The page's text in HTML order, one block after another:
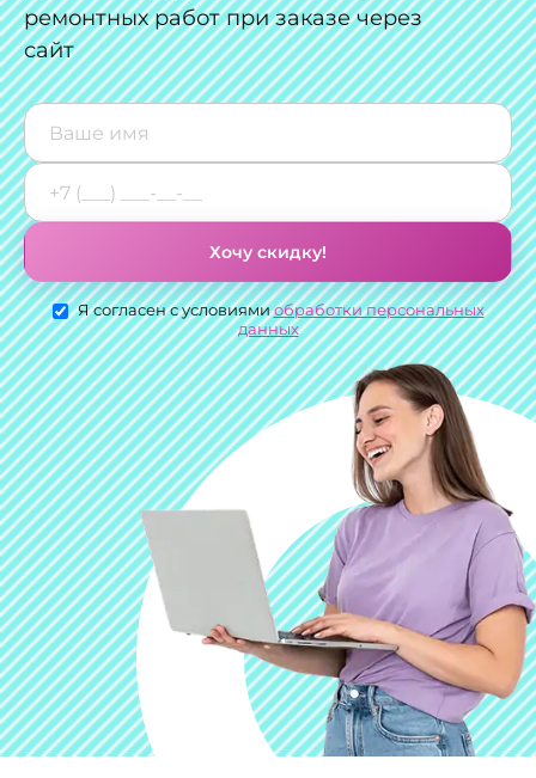
ремонтных работ при заказе через
сайт
Хочу скидку!
Я согласен с условиямиобработки персональных
данных